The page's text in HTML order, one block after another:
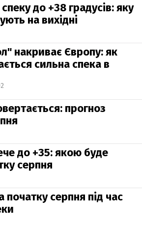
до +38 градусів: яку
на вихідні
накриває Європу: як
сильна спека в
прогноз
до +35: якою буде
серпня
серпня під час